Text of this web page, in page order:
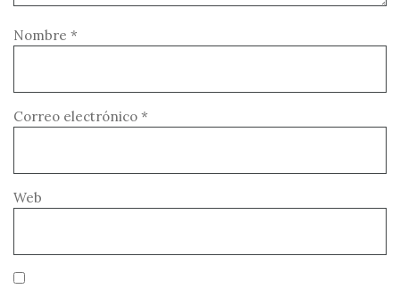
Nombre *
Correo electrónico *
Web